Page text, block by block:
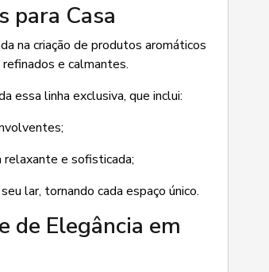
para Casa
na criação de produtos aromáticos
e calmantes.
essa linha exclusiva, que inclui:
relaxante e sofisticada;
lar, tornando cada espaço único.
de Elegância em